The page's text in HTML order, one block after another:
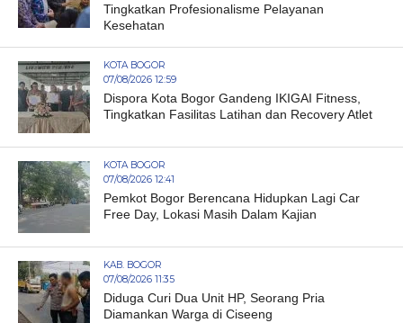
Tingkatkan Profesionalisme Pelayanan
Kesehatan
KOTA BOGOR
07/08/2026 12:59
Dispora Kota Bogor Gandeng IKIGAI Fitness,
Tingkatkan Fasilitas Latihan dan Recovery Atlet
KOTA BOGOR
07/08/2026 12:41
Pemkot Bogor Berencana Hidupkan Lagi Car
Free Day, Lokasi Masih Dalam Kajian
KAB. BOGOR
07/08/2026 11:35
Diduga Curi Dua Unit HP, Seorang Pria
Diamankan Warga di Ciseeng